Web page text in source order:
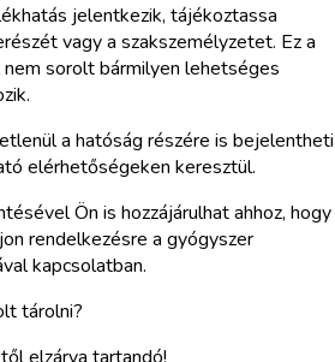
jelentkezik, tájékoztassa
vagy a szakszemélyzetet. Ez a
sorolt bármilyen lehetséges
a hatóság részére is bejelentheti
elérhetőségeken keresztül.
Ön is hozzájárulhat ahhoz, hogy
rendelkezésre a gyógyszer
kapcsolatban.
tárolni?
elzárva tartandó!